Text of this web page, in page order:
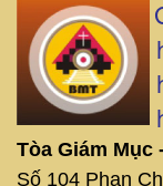
Tòa Giám Mục
Số 104 Phan